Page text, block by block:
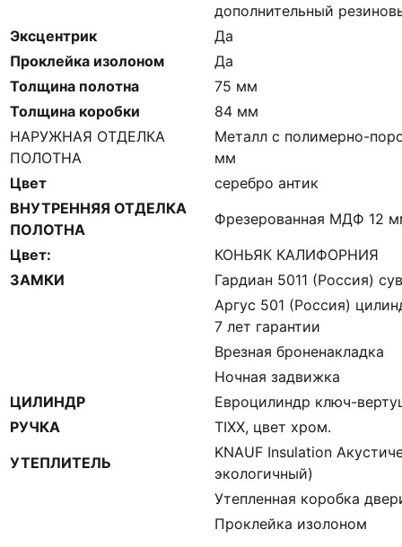
дополнительный
Эксцентрик
Да
Проклейка изолоном
Да
Толщина полотна
75 мм
Толщина коробки
84 мм
НАРУЖНАЯ ОТДЕЛКА
ПОЛОТНА
Металл с полимерно-
мм
Цвет
серебро антик
ВНУТРЕННЯЯ ОТДЕЛКА
ПОЛОТНА
Фрезерованная МДФ 12
Цвет:
КОНЬЯК КАЛИФОРНИЯ
ЗАМКИ
Гардиан 5011 (Россия)
Аргус 501 (Россия)
7 лет гарантии
Врезная броненакладка
Ночная задвижка
ЦИЛИНДР
Евроцилиндр ключ-
РУЧКА
TIXX, цвет хром.
УТЕПЛИТЕЛЬ
KNAUF Insulation
экологичный)
Утепленная коробка
Проклейка изолоном